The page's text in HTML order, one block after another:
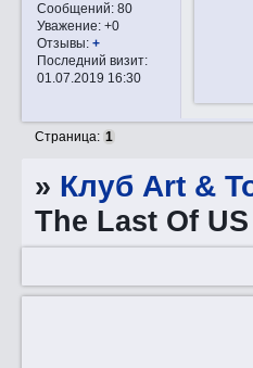
Сообщений:80
Уважение: +0
Отзывы: +
Последний визит:
01.07.2019 16:30
Страница: 1
» Клуб Art &
The Last Of